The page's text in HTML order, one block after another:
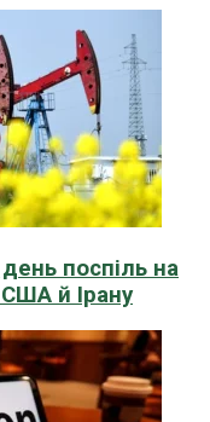
поспіль на
й Ірану